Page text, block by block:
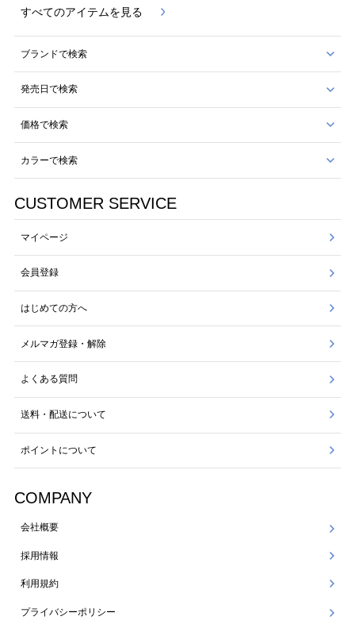
すべてのアイテムを見る
ブランドで検索
発売日で検索
価格で検索
カラーで検索
CUSTOMER SERVICE
マイページ
会員登録
はじめての方へ
メルマガ登録・解除
よくある質問
送料・配送について
ポイントについて
COMPANY
会社概要
採用情報
利用規約
プライバシーポリシー